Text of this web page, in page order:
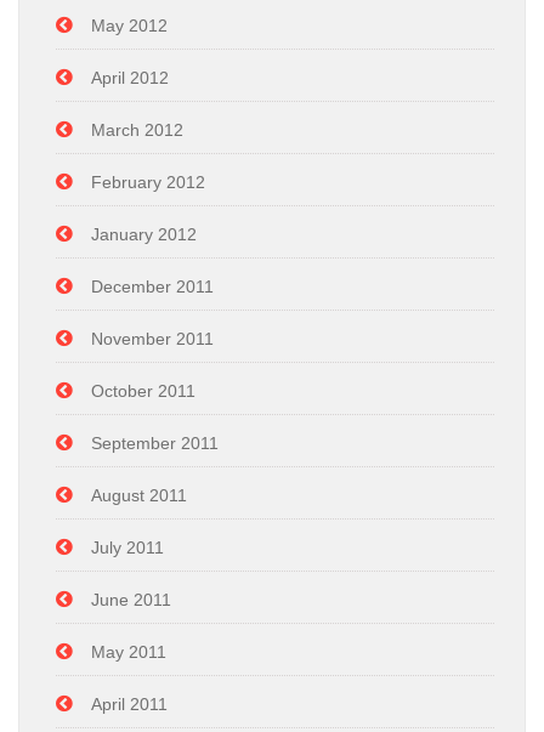
May 2012
April 2012
March 2012
February 2012
January 2012
December 2011
November 2011
October 2011
September 2011
August 2011
July 2011
June 2011
May 2011
April 2011